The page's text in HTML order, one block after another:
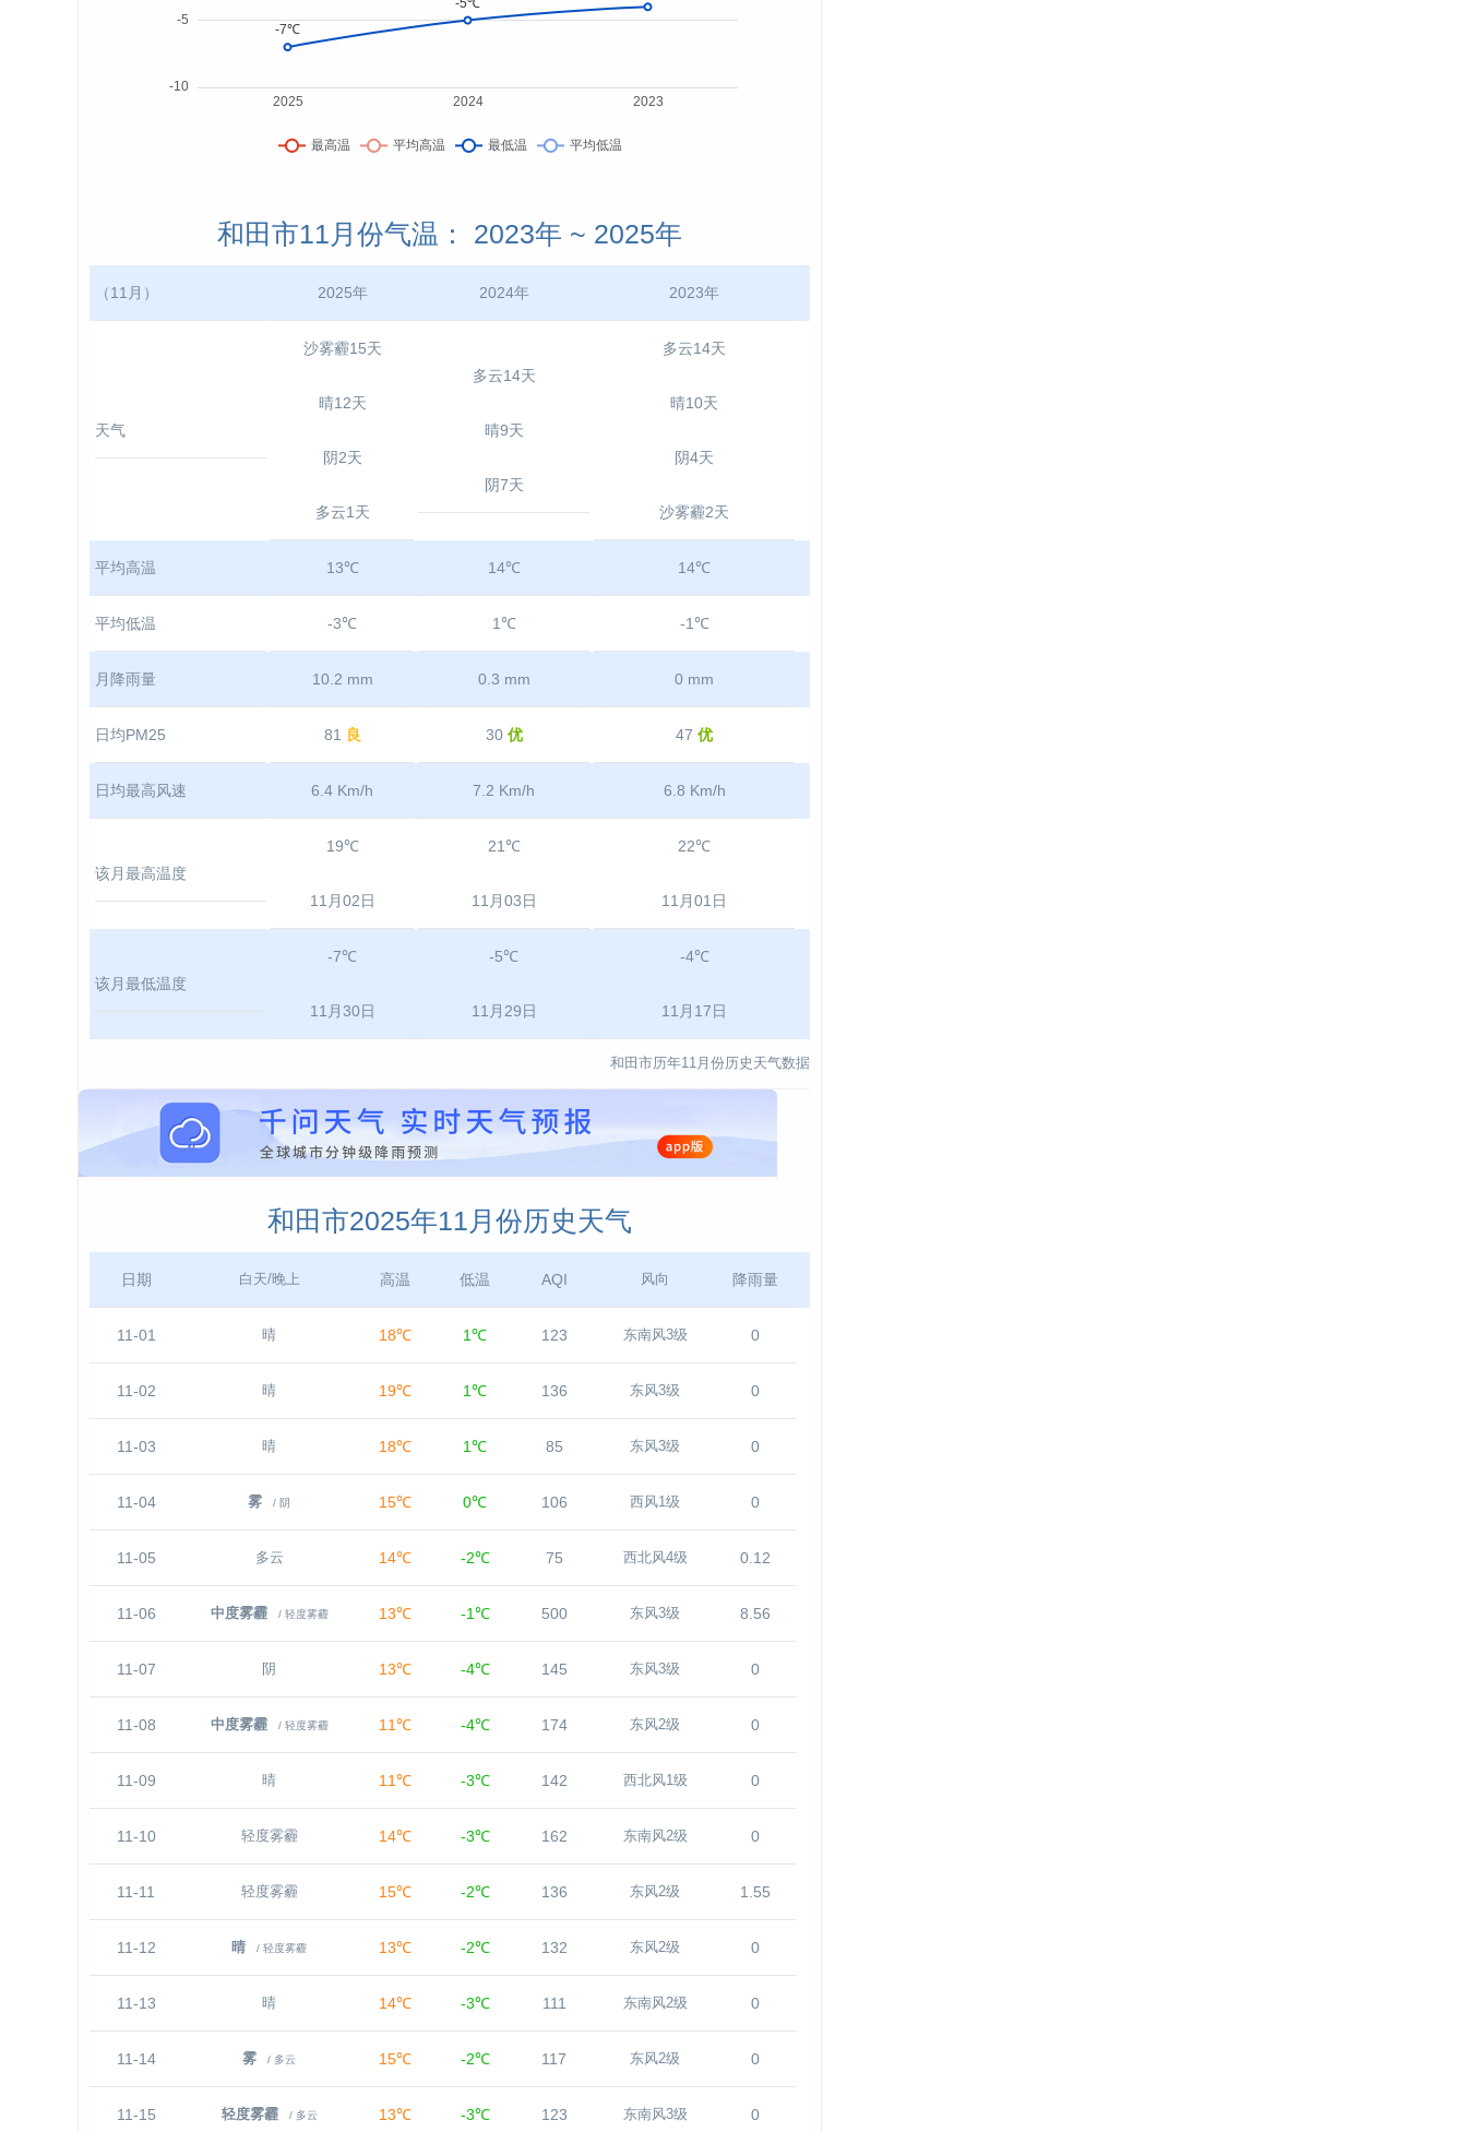
和田市11月份气温： 2023年 ~ 2025年
（11月） 2025年 2024年 2023年
天气
沙雾霾15天
晴12天
阴2天
多云1天
多云14天
晴9天
阴7天
多云14天
晴10天
阴4天
沙雾霾2天
平均高温 13℃ 14℃ 14℃
平均低温 -3℃ 1℃ -1℃
月降雨量 10.2 mm 0.3 mm 0 mm
日均PM25 81 良 30 优 47优
日均最高风速 6.4 Km/h 7.2 Km/h 6.8 Km/h
该月最高温度
19℃
11月02日
21℃
11月03日
22℃
11月01日
该月最低温度
-7℃
11月30日
-5℃
11月29日
-4℃
11月17日
和田市历年11月份历史天气数据
和田市2025年11月份历史天气
日期 白天/晚上 高温 低温 AQI 风向 降雨量
11-01 晴 18℃ 1℃ 123 东南风3级 0
11-02 晴 19℃ 1℃ 136 东风3级 0
11-03 晴 18℃ 1℃ 85 东风3级 0
11-04 雾 / 阴 15℃ 0℃ 106 西风1级 0
11-05 多云 14℃ -2℃ 75 西北风4级 0.12
11-06 中度雾霾 / 轻度雾霾 13℃ -1℃ 500 东风3级 8.56
11-07 阴 13℃ -4℃ 145 东风3级 0
11-08 中度雾霾 / 轻度雾霾 11℃ -4℃ 174 东风2级 0
11-09 晴 11℃ -3℃ 142 西北风1级 0
11-10 轻度雾霾 14℃ -3℃ 162 东南风2级 0
11-11 轻度雾霾 15℃ -2℃ 136 东风2级 1.55
11-12 晴 / 轻度雾霾 13℃ -2℃ 132 东风2级 0
11-13 晴 14℃ -3℃ 111 东南风2级 0
11-14 雾 / 多云 15℃ -2℃ 117 东风2级 0
11-15 轻度雾霾 / 多云 13℃ -3℃ 123 东南风3级 0